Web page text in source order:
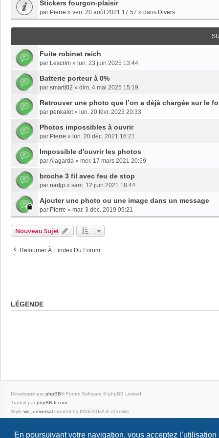
En poursuivant votre navigation, vous acceptez l’utilisation
Stickers fourgon-plaisir
par Pierre » ven. 20 août 2021 17:57 » dans Divers
Fuite robinet reich
par Lescrim » lun. 23 juin 2025 13:44
Batterie porteur à 0%
par smarti02 » dim. 4 mai 2025 15:19
Retrouver une photo que l’on a déjà chargée sur le
par penkalet » lun. 20 févr. 2023 20:33
Photos impossibles à ouvrir
par Pierre » lun. 20 déc. 2021 16:21
Impossible d'ouvrir les photos
parAlagarda » mer. 17 mars 2021 20:59
broche 3 fil avec feu de stop
par nadjp » sam. 12 juin 2021 18:44
Ajouter une photo ou une image dans un message
par Pierre » mar. 3 déc. 2019 09:21
Nouveau Sujet
Retourner À L’index Du Forum
LÉGENDE
Développé par phpBB® Forum Software © phpBB Limited
Traduit par phpBB-fr.com
Style we_universal created by INVENTEA & v12mike